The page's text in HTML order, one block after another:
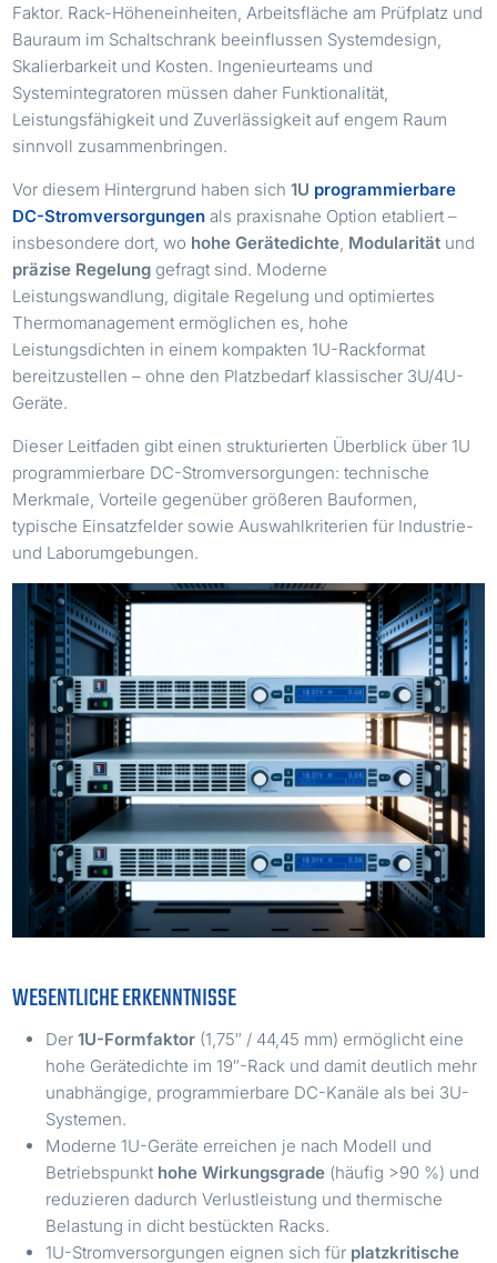
Faktor. Rack-Höheneinheiten, Arbeitsfläche am Prüfplatz und
Bauraum im Schaltschrank beeinflussen Systemdesign,
Skalierbarkeit und Kosten. Ingenieurteams und
Systemintegratoren müssen daher Funktionalität,
Leistungsfähigkeit und Zuverlässigkeit auf engem Raum
sinnvoll zusammenbringen.
Vor diesem Hintergrund haben sich1U programmierbare
DC-Stromversorgungen als praxisnahe Option etabliert –
insbesondere dort, wo hohe Gerätedichte Modularität und
präzise Regelung gefragt sind. Moderne
Leistungswandlung, digitale Regelung und optimiertes
Thermomanagement ermöglichen es, hohe
Leistungsdichten in einem kompakten 1U-Rackformat
bereitzustellen – ohne den Platzbedarf klassischer 3U/4U-
Geräte.
Dieser Leitfaden gibt einen strukturierten Überblick über 1U
programmierbare DC-Stromversorgungen: technische
Merkmale, Vorteile gegenüber größeren Bauformen,
typische Einsatzfelder sowie Auswahlkriterien für Industrie-
und Laborumgebungen.
WESENTLICHE ERKENNTNISSE
Der1U-Formfaktor (1,75″ / 44,45 mm) ermöglicht eine
hohe Gerätedichte im 19″-Rack und damit deutlich mehr
unabhängige, programmierbare DC-Kanäle als bei 3U-
Systemen.
Moderne 1U-Geräte erreichen je nach Modell und
Betriebspunkt hohe Wirkungsgrade (häufig >90 %) und
reduzieren dadurch Verlustleistung und thermische
Belastung in dicht bestückten Racks.
1U-Stromversorgungen eignen sich für platzkritische